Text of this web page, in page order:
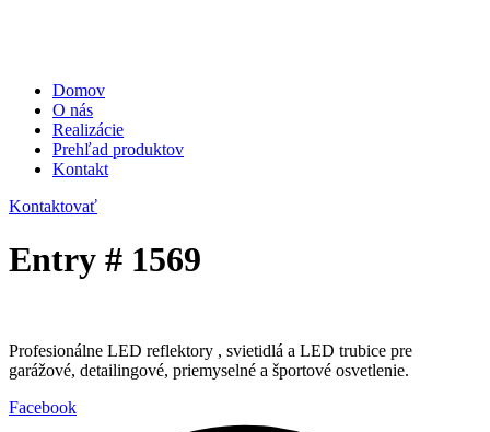
Domov
O nás
Realizácie
Prehľad produktov
Kontakt
Kontaktovať
Entry # 1569
Profesionálne LED reflektory , svietidlá a LED trubice pre
garážové, detailingové, priemyselné a športové osvetlenie.
Facebook